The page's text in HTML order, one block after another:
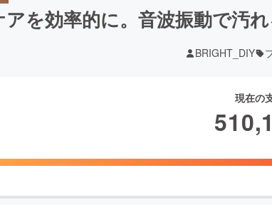
を効率的に。音波振動で汚
BRIGHT_DIY
現在の